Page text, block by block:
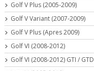
Golf V Plus (2005-2009)
Golf V Variant (2007-2009)
Golf V Plus (Apres 2009)
Golf VI (2008-2012)
Golf VI (2008-2012) GTI / GTD